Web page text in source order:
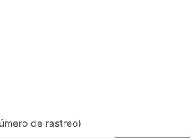
de rastreo)